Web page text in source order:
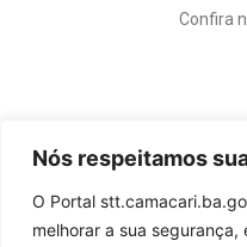
Nós respeitamos
O Portal
melhorar a sua
Confira
Confira a autenticidade
STT